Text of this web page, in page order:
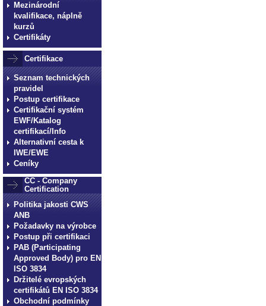
Mezinárodní
kvalifikace, náplně
kurzů
Certifikáty
Certifikace
Seznam technických
pravidel
Postup certifikace
Certifikační systém
EWF/Katalog
certifikací/Info
Alternativní cesta k
IWE/EWE
Ceníky
CC - Company
Certification
Politika jakosti CWS
ANB
Požadavky na výrobce
Postup při certifikaci
PAB (Participating
Approved Body) pro EN
ISO 3834
Držitelé evropských
certifikátů EN ISO 3834
Obchodní podmínky